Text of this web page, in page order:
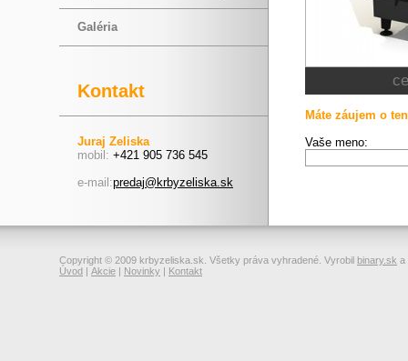
Galéria
Kontakt
Juraj Zeliska
mobil: +421 905 736 545
e-mail:predaj@krbyzeliska.sk
Máte záujem o
Vaše meno:
Copyright © 2009 krbyzeliska.sk. Všetky práva vyhradené. Vyrobil binary.sk a
Úvod | Akcie | Novinky | Kontakt